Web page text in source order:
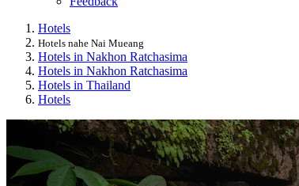
Hotels
Hotels nahe Nai Mueang
Hotels in Nakhon Ratchasima
Hotels in Nakhon Ratchasima
Hotels in Thailand
Hotels